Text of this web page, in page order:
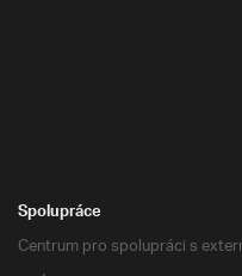
Spolupráce
Centrum pro spolupráci s